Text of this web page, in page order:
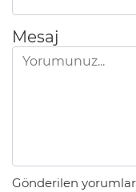
Mesaj
Gönderilen